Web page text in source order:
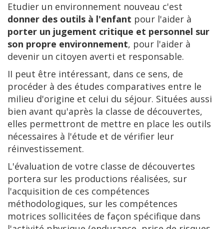
Etudier un environnement nouveau c'est
donner des outils à l'enfant pour l'aider à
porter un jugement critique et personnel sur
son propre environnement, pour l'aider à
devenir un citoyen averti et responsable.
II peut être intéressant, dans ce sens, de
procéder à des études comparatives entre le
milieu d'origine et celui du séjour. Situées aussi
bien avant qu'après la classe de découvertes,
elles permettront de mettre en place les outils
nécessaires à l'étude et de vérifier leur
réinvestissement.
L'évaluation de votre classe de découvertes
portera sur les productions réalisées, sur
l'acquisition de ces compétences
méthodologiques, sur les compétences
motrices sollicitées de façon spécifique dans